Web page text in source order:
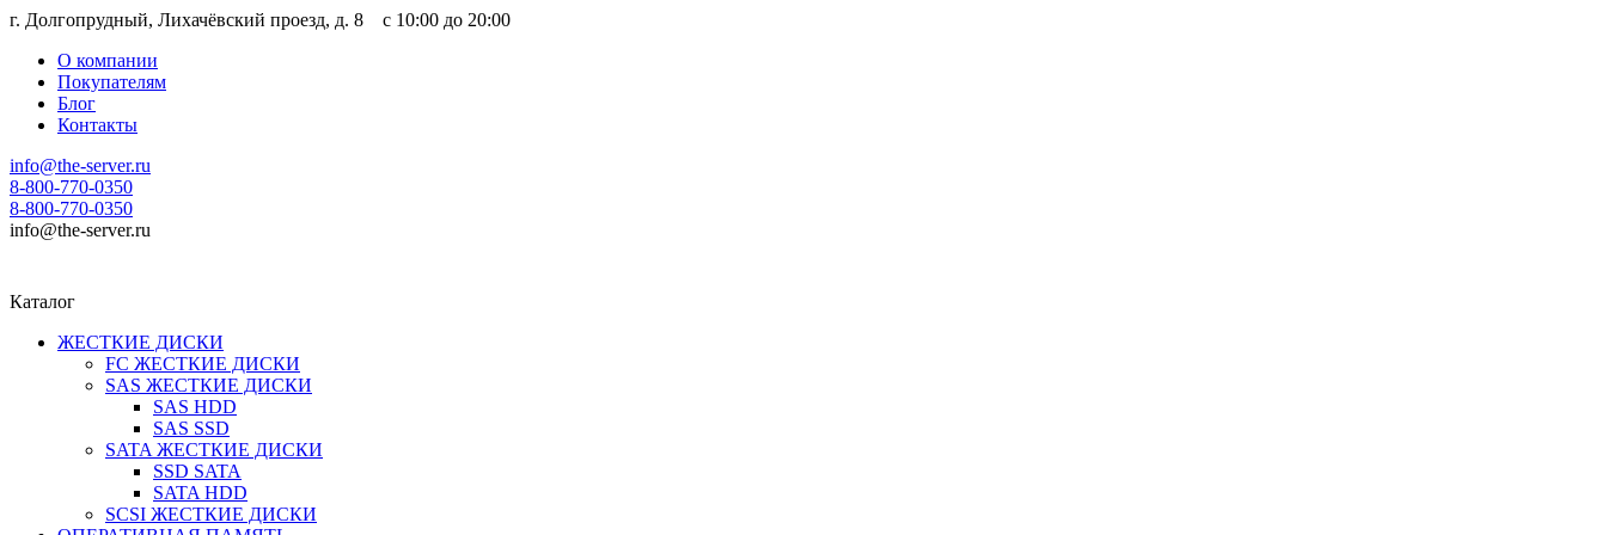
г. Долгопрудный, Лихачёвский проезд, д. 8 c 10:00 до 20:00
О компании
Покупателям
Блог
Контакты
info@the-server.ru
8-800-770-0350
8-800-770-0350
info@the-server.ru
Каталог
ЖЕСТКИЕ ДИСКИ
FC ЖЕСТКИЕ ДИСКИ
SAS ЖЕСТКИЕ ДИСКИ
SAS HDD
SAS SSD
SATA ЖЕСТКИЕ ДИСКИ
SSD SATA
SATA HDD
SCSI ЖЕСТКИЕ ДИСКИ